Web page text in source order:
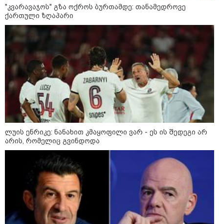
23:15 / 06-08-2026
დონალდ ტრამპის სიტყვით
გამოსვლისას დამსწრეები
სახალისო შემთხვევის მოწმენი
გახდნენ
23:45 / 05-08-2026
ტრაგედია შოტლანდიაში - 35
წლის მამას 9 წლის
ქალიშვილის მკვლელობაში
ედება ბრალი
ლაიფციგის აეროპორტში
უკრაინულ თვითმფრინავთან
ახლოს ასაფეთქებელი
მოწყობილობით აღჭურვილი
დრონი აღმოაჩინეს - რას წერს
13:22 / 05-08-2026
"კვარავაჯოს" გზა ოქროს ბურთამდე: თანამედროვე
ქართული ზღაპარი
ლუის ენრიკე: ნანახით კმაყოფილი ვარ - ეს ის შედეგი არ
არის, რომელიც გვინდოდა